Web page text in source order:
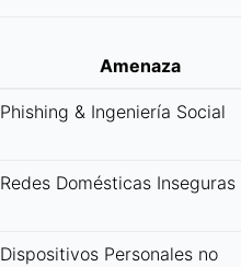
Amenaza
Phishing & Ingeniería Social
Redes Domésticas Inseguras
Dispositivos Personales no